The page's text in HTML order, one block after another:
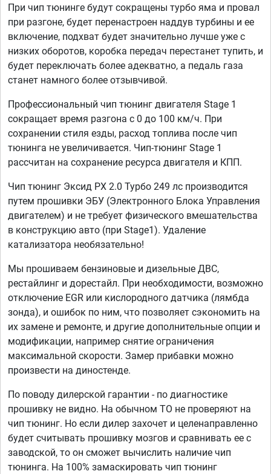
При чип тюнинге будут сокращены турбо яма и провал
при разгоне, будет перенастроен наддув турбины и ее
включение, подхват будет значительно лучше уже с
низких оборотов, коробка передач перестанет тупить, и
будет переключать более адекватно, а педаль газа
станет намного более отзывчивой.
Профессиональный чип тюнинг двигателя Stage 1
сокращает время разгона с 0 до 100 км/ч. При
сохранении стиля езды, расход топлива после чип
тюнинга не увеличивается. Чип-тюнинг Stage 1
рассчитан на сохранение ресурса двигателя и КПП.
Чип тюнинг Эксид РХ 2.0 Турбо 249 лс производится
путем прошивки ЭБУ (Электронного Блока Управления
двигателем) и не требует физического вмешательства
в конструкцию авто (при Stage1). Удаление
катализатора необязательно!
Мы прошиваем бензиновые и дизельные ДВС,
рестайлинг и дорестайл. При необходимости, возможно
отключение EGR или кислородного датчика (лямбда
зонда), и ошибок по ним, что позволяет сэкономить на
их замене и ремонте, и другие дополнительные опции и
модификации, например снятие ограничения
максимальной скорости. Замер прибавки можно
произвести на диностенде.
По поводу дилерской гарантии - по диагностике
прошивку не видно. На обычном ТО не проверяют на
чип тюнинг. Но если дилер захочет и целенаправленно
будет считывать прошивку мозгов и сравнивать ее с
заводской, то он сможет вычислить наличие чип
тюнинга. На 100% замаскировать чип тюнинг